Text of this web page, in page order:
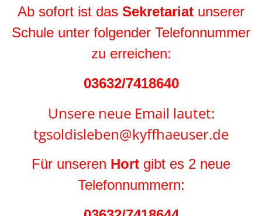
Ab sofort ist das Sekretariat unserer
Schule unter folgender Telefonnummer
zu erreichen:
03632/7418640
Unsere neue Email lautet:
tgsoldisleben@kyffhaeuser.de
Für unseren Hort gibt es 2 neue
Telefonnummern: